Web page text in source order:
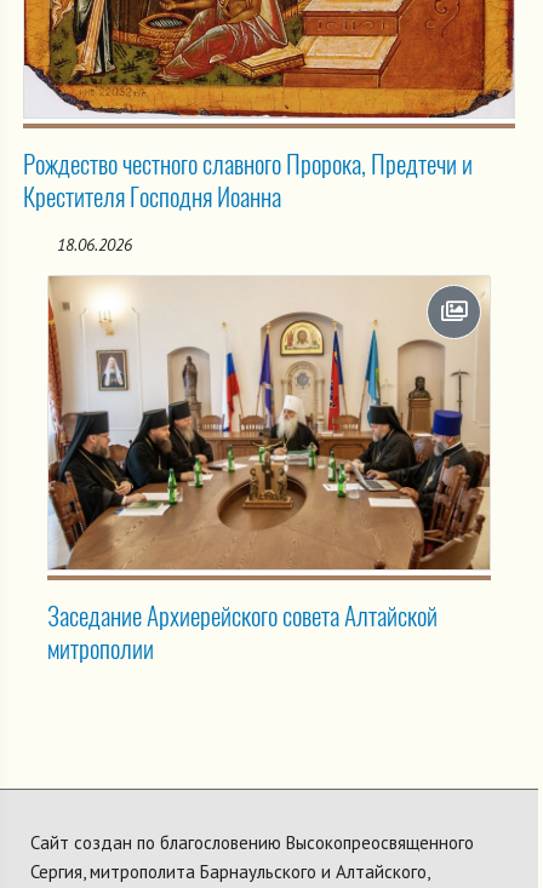
Рождество честного славного Пророка, Предтечи и
Крестителя Господня Иоанна
18.06.2026
Заседание Архиерейского совета Алтайской
митрополии
Сайт создан по благословению Высокопреосвященного
Сергия, митрополита Барнаульского и Алтайского,